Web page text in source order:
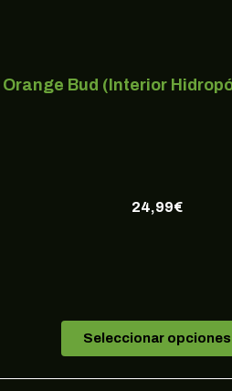
Orange Bud (Interior
24,99€
Seleccionar opciones